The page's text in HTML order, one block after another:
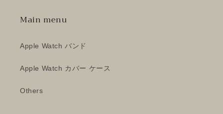
Main menu
Apple Watch バンド
Apple Watch カバー ケース
Others